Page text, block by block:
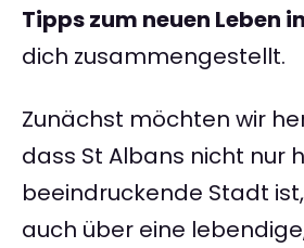
Tipps zum neuen Leben
dich zusammengestellt.
Zunächst möchten wir
dass St Albans nicht nur
beeindruckende Stadt
auch über eine